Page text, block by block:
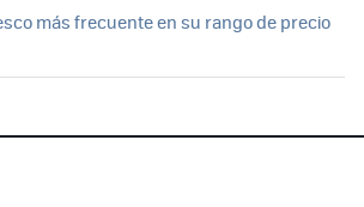
más frecuente en su rango de precio